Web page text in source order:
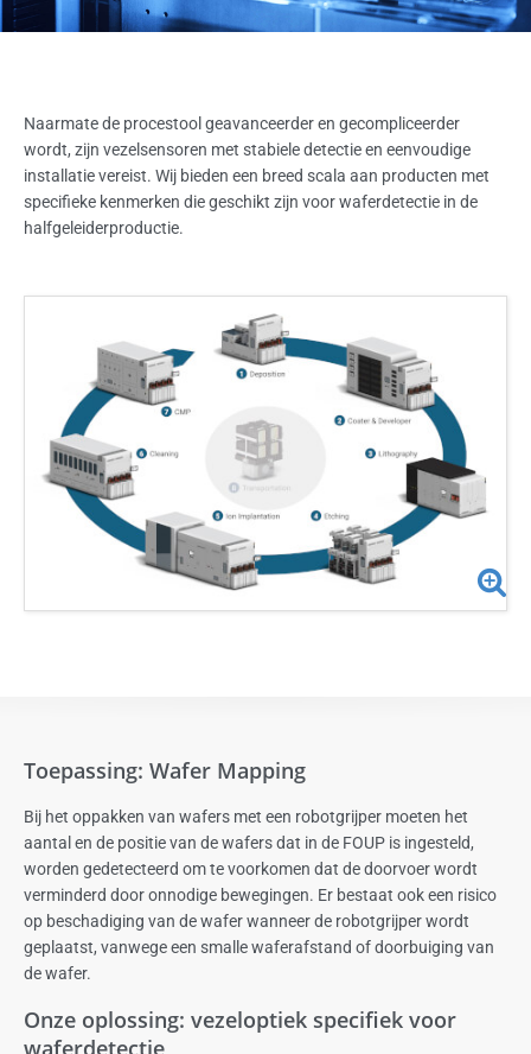
Naarmate de procestool geavanceerder en gecompliceerder
wordt, zijn vezelsensoren met stabiele detectie en eenvoudige
installatie vereist. Wij bieden een breed scala aan producten met
specifieke kenmerken die geschikt zijn voor waferdetectie in de
halfgeleiderproductie.
Toepassing: Wafer Mapping
Bij het oppakken van wafers met een robotgrijper moeten het
aantal en de positie van de wafers dat in de FOUP is ingesteld,
worden gedetecteerd om te voorkomen dat de doorvoer wordt
verminderd door onnodige bewegingen. Er bestaat ook een risico
op beschadiging van de wafer wanneer de robotgrijper wordt
geplaatst, vanwege een smalle waferafstand of doorbuiging van
de wafer.
Onze oplossing: vezeloptiek specifiek voor
waferdetectie